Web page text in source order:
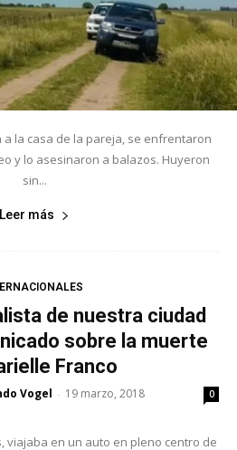
la casa de la pareja, se enfrentaron
y lo asesinaron a balazos. Huyeron
sin...
Leer más
de nuestra ciudad
sobre la muerte
Franco
Vogel - 19 marzo, 2018 0
viajaba en un auto en pleno centro de